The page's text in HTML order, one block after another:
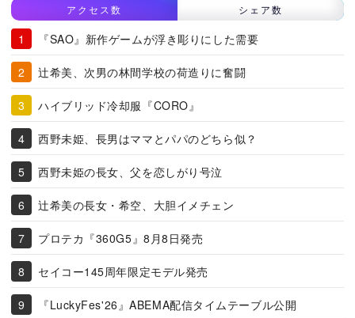
アクセス数 シェア数
『SAO』新作ゲームが浮き彫りにした需要
辻希美、次男の林間学校の荷造りに奮闘
ハイブリッド冷却服『CORO』
西野未姫、長男はママとパパのどちら似？
西野未姫の長女、父を恋しがり号泣
辻希美の長女・希空、大胆イメチェン
プロテカ『360G5』8月8日発売
セイコー145周年限定モデル発売
『LuckyFes'26』ABEMA配信タイムテーブル公開